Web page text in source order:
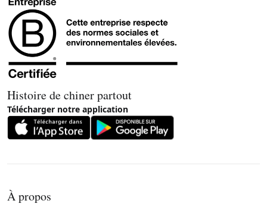
Histoire de chiner partout
Télécharger notre application
À propos